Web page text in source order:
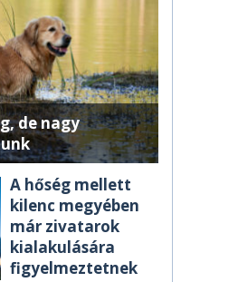
de nagy
A hőség mellett
kilenc megyében
már zivatarok
kialakulására
figyelmeztetnek